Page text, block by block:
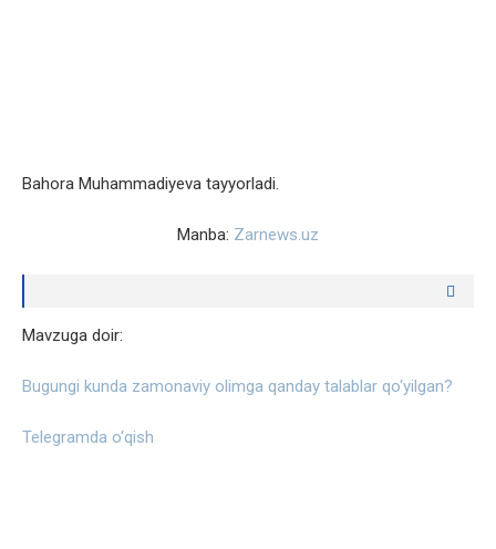
Bahora Muhammadiyeva tayyorladi.
Manba: Zarnews.uz
Mavzuga doir:
Bugungi kunda zamonaviy olimga qanday talablar qo‘yilgan?
Telegramda o‘qish